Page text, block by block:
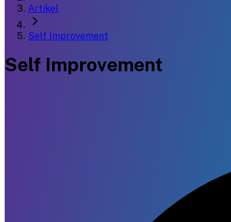
Artikel
Self Improvement
Self Improvement